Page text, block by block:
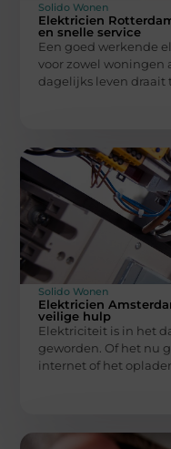
Solido Wonen
Elektricien
en snelle service
Een goed werkende
voor zowel woningen
dagelijks leven draait
Solido Wonen
Elektricien
veilige hulp
Elektriciteit is in het
geworden. Of het nu
internet of het